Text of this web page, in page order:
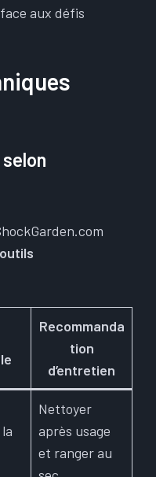
aux défis
outils
Recommanda
tion
d’entretien
Nettoyer
après usage
et ranger au